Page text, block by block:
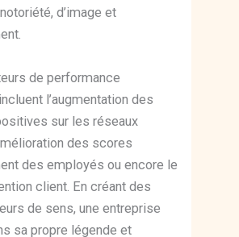
d’image et
de performance
l’augmentation des
sur les réseaux
des scores
des employés ou encore le
client. En créant des
de sens, une entreprise
sa propre légende et